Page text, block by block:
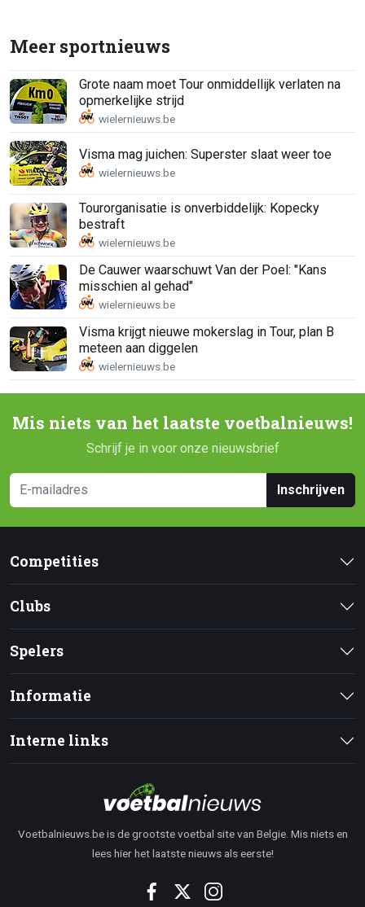
Meer sportnieuws
Grote naam moet Tour onmiddellijk verlaten na
opmerkelijke strijd
Visma mag juichen: Superster slaat weer toe
Tourorganisatie is onverbiddelijk: Kopecky
bestraft
De Cauwer waarschuwt Van der Poel: "Kans
misschien al gehad"
Visma krijgt nieuwe mokerslag in Tour, plan B
meteen aan diggelen
Mis niets van het laatste voetbalnieuws!
Schrijf je in voor onze nieuwsbrief
Inschrijven
Competities
Clubs
Spelers
Informatie
Interne links
Voetbalnieuws.be is de grootste voetbal site van Belgie. Mis niets en
lees hier het laatste nieuws als eerste!